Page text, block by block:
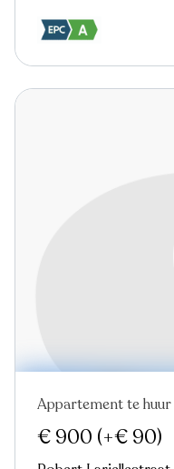
Nieuw
Appartement te huur
€ 900 (+€ 90)